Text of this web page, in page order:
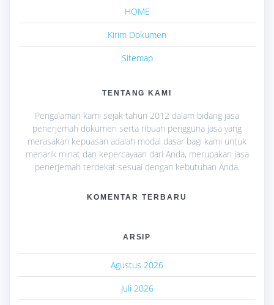
HOME
Kirim Dokumen
Sitemap
TENTANG KAMI
Pengalaman kami sejak tahun 2012 dalam bidang jasa
penerjemah dokumen serta ribuan pengguna jasa yang
merasakan kepuasan adalah modal dasar bagi kami untuk
menarik minat dan kepercayaan dari Anda, merupakan jasa
penerjemah terdekat sesuai dengan kebutuhan Anda.
KOMENTAR TERBARU
ARSIP
Agustus 2026
Juli 2026